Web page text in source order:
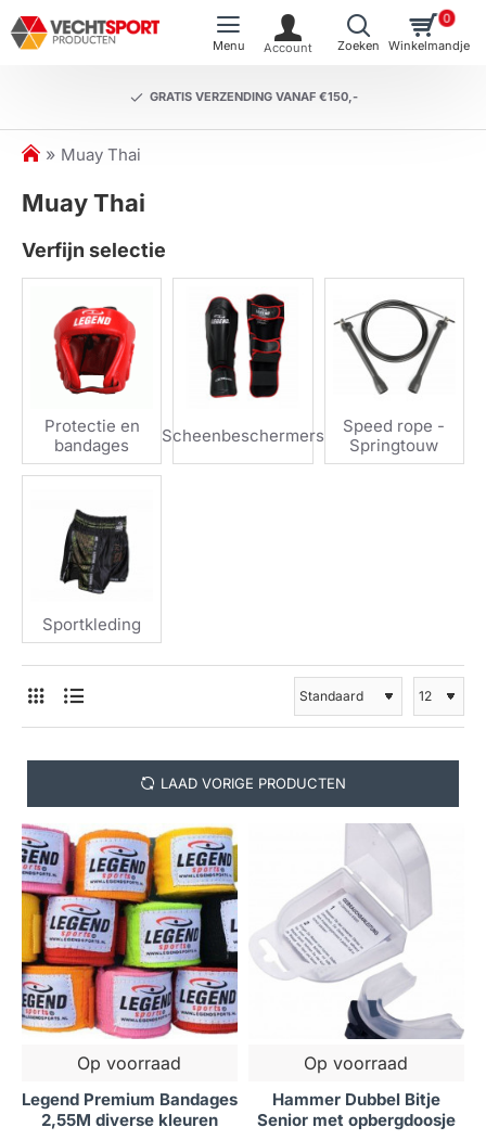
GRATIS VERZENDING VANAF €150,-
0
h
m
Muay Thai
Muay Thai
Verfijn selectie
Protectie en
bandages
Scheenbeschermers
Speed rope -
Springtouw
Sportkleding
LAAD VORIGE PRODUCTEN
Op voorraad
Legend Premium Bandages
2,55M diverse kleuren
Op voorraad
Hammer Dubbel Bitje
Senior met opbergdoosje